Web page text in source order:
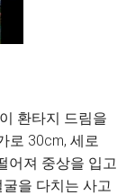
환타지 드림을
로 30cm, 세로
어져 중상을 입고
을 다치는 사고